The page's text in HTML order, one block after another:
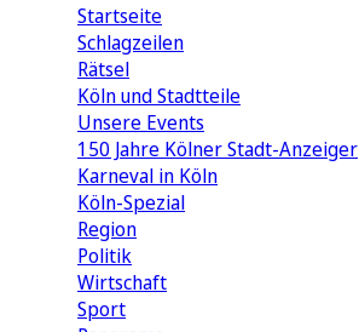
Startseite
Schlagzeilen
Rätsel
Köln und Stadtteile
Unsere Events
150 Jahre Kölner Stadt-Anzeiger
Karneval in Köln
Köln-Spezial
Region
Politik
Wirtschaft
Sport